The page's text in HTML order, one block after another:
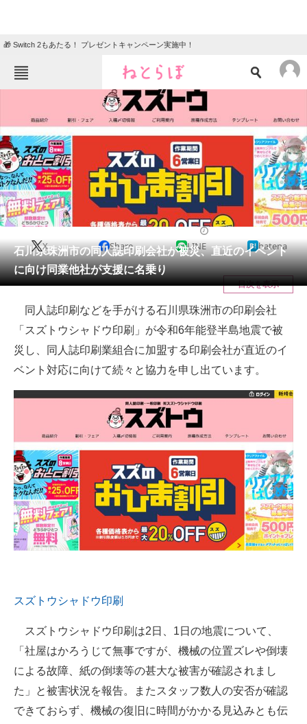
🎁 Switch 2もあたる！ プレゼントキャンペーン実施中！
ニュース
エンタメ クイズ
グルメ 地域
住まい 教育・育児
動物 リサーチ
会員記事
メディア
注目記事を集めた総合ページ
ITの今と未来を見通す
スマホと通信の最新トレンド
進化するPCとデバイスの未来
好きが集まる 比べて選べる
ビジネスと働き方のヒント
AI活用のいまが分かる
企業ITのトレンドを詳説
経営リーダーのコミュニティ
ITエンジニア向け専門サイト
企業向けIT製品の総合サイト
製造業のIT導入・活用を支援
石川県珠洲市の同人誌印刷会社が被災、直近のイベント
に向け同業他社が支援に名乗り
X Share LINE hatena
目次を表示
同人誌印刷などを手がける石川県珠洲市の印刷会社
「スズトウシャドウ印刷」が令和6年能登半島地震で被
災し、同人誌印刷業組合に加盟する印刷会社が直近のイ
ベント対応に向けて続々と協力を申し出ています。
スズトウシャドウ印刷
スズトウシャドウ印刷は2日、1日の地震について、
「社屋はかろうじて無事ですが、機械の位置ズレや倒壊
による故障、紙の倒壊等の甚大な被害が確認されまし
た」と被害状況を報告。またスタッフ数人の安否が確認
できておらず、機械の復旧に時間がかかる見込みとも伝